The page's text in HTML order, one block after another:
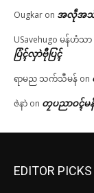
Ougkar on အလဵုအသဳ
USavehugo မန်ဟံသာ
ပြံၚ်လှာဲဗီုပြၚ်
ရာမည သက်သီမန် on
ဇဲနာဲ on တၠပညာဝၚ်မ
EDITOR PICKS